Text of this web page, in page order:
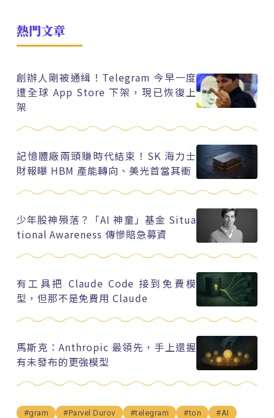
熱門文章
創辦人剛被通緝！Telegram 今早一度
遭全球 App Store 下架，現已恢復上
架
記憶體廠兩頭賺時代結束！SK 海力士
財報曝 HBM 產能轉向、美光首當其衝
少年股神殞落？「AI 神童」基金 Situa
tional Awareness 傳慘賠急募資
有工具把 Claude Code 接到免費模
型，但那不是免費用 Claude
馬斯克：Anthropic 最領先，手上還握
有未發布的更強模型
#gram #Parvel Durov #telegram #ton
#AI